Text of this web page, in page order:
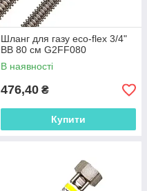
Шланг для газу eco-flex 3/4"
ВВ 80 см G2FF080
В наявності
476,40 ₴
Купити